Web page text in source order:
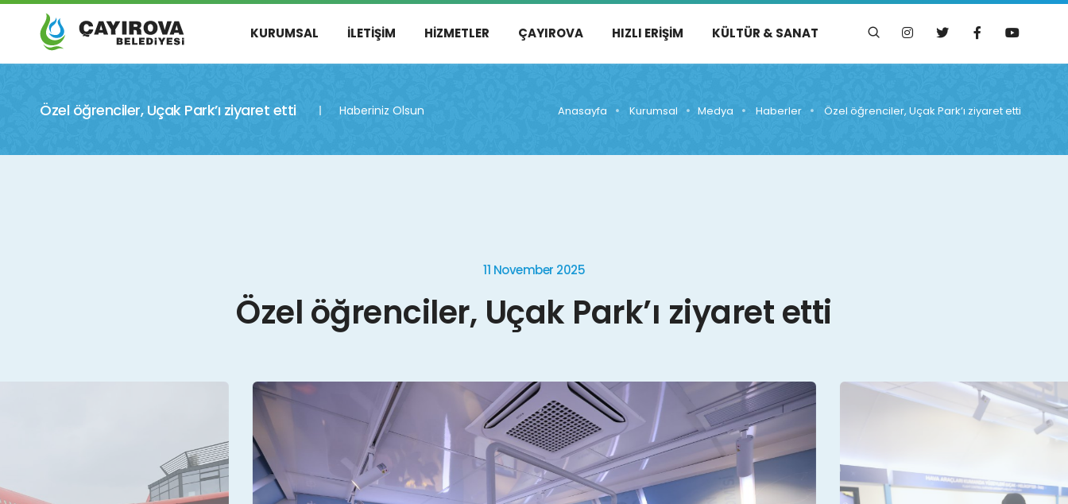
KURUMSAL İLETIŞIM HIZMETLER ÇAYIROVA HIZLI ERIŞIM KÜLTÜR & SANAT
Özel öğrenciler, Uçak Park’ı ziyaret etti Haberiniz Olsun Anasayfa Kurumsal Medya Haberler Özel öğrenciler, Uçak Park’ı ziyaret etti
11 November 2025
Özel öğrenciler, Uçak Park’ı ziyaret etti